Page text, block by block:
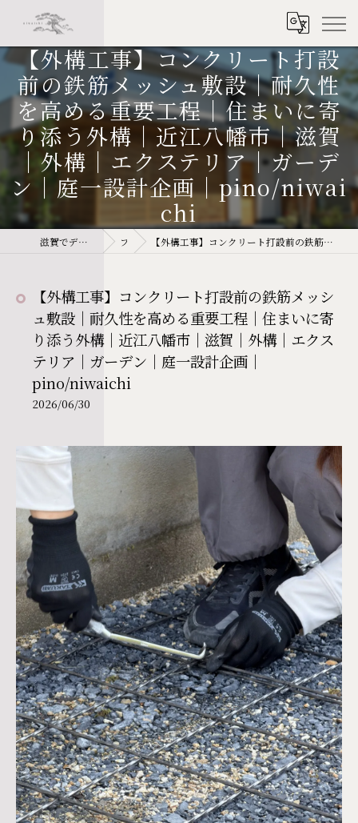
【外構工事】コンクリート打設
前の鉄筋メッシュ敷設｜耐久性
を高める重要工程｜住まいに寄
り添う外構｜近江八幡市｜滋賀
｜外構｜エクステリア｜ガーデ
ン｜庭一設計企画｜pino/niwai
chi
滋賀でデザインに強い外構なら庭一設計企画 niwaichi ブログ 【外構工事】コンクリート打設前の鉄筋メッシュ敷設｜耐久性を高める重要工程｜住まいに寄り添う外構｜近江八幡市｜滋賀｜外構｜エクステリア｜ガーデン｜庭一設計企画｜pino/niwaichi
【外構工事】コンクリート打設前の鉄筋メッシ
ュ敷設｜耐久性を高める重要工程｜住まいに寄
り添う外構｜近江八幡市｜滋賀｜外構｜エクス
テリア｜ガーデン｜庭一設計企画｜
pino/niwaichi
2026/06/30